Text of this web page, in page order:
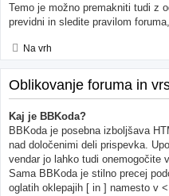
Temo je možno premakniti tudi z
previdni in sledite pravilom
Na vrh
Oblikovanje foruma in
Kaj je BBKoda?
BBKoda je posebna izboljšava
nad določenimi deli prispevka.
vendar jo lahko tudi onemogočite
Sama BBKoda je stilno precej
oglatih oklepajih [ in ] namesto v